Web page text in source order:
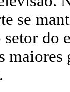
se
do
maiores